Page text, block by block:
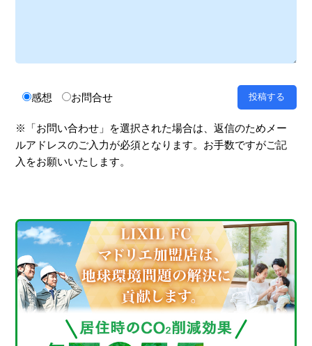
感想 お問合せ
※「お問い合わせ」を選択された場合は、返信のためメー
ルアドレスのご入力が必須となります。お手数ですがご記
入をお願いいたします。